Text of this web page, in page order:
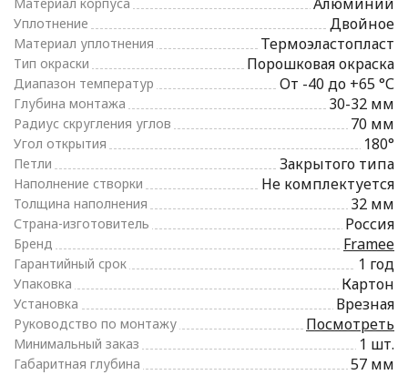
Уплотнение Двойное
Материал уплотнения Термоэластопласт
Тип окраски Порошковая окраска
Диапазон температур От -40 до +65 °С
Глубина монтажа 30-32 мм
Радиус скругления углов 70 мм
Угол открытия 180°
Петли Закрытого типа
Наполнение створки Не комплектуется
Толщина наполнения 32 мм
Страна-изготовитель Россия
Бренд Framee
Гарантийный срок 1 год
Упаковка Картон
Установка Врезная
Руководство по монтажу Посмотреть
Минимальный заказ 1 шт.
Габаритная глубина 57 мм